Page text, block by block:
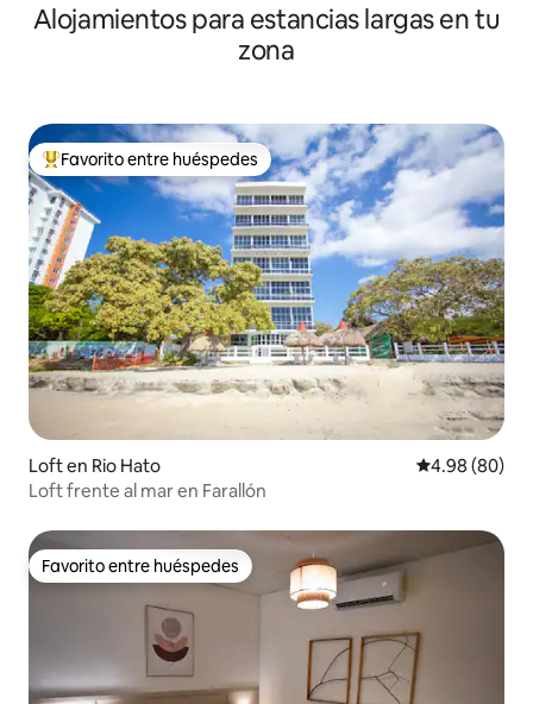
Alojamientos para estancias largas en tu
zona
De los mejores en Favorito entre huéspedes
Favorito entre huéspedes
Loft en Rio Hato Calificación
4.98 (80)
Loft frente al mar en Farallón
Favorito entre huéspedes
Favorito entre huéspedes